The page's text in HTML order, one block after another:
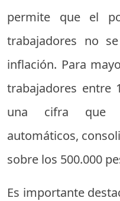
permite que el
trabajadores no
inflación. Para
trabajadores entre
una cifra que
automáticos,
sobre los 500.000
Es importante